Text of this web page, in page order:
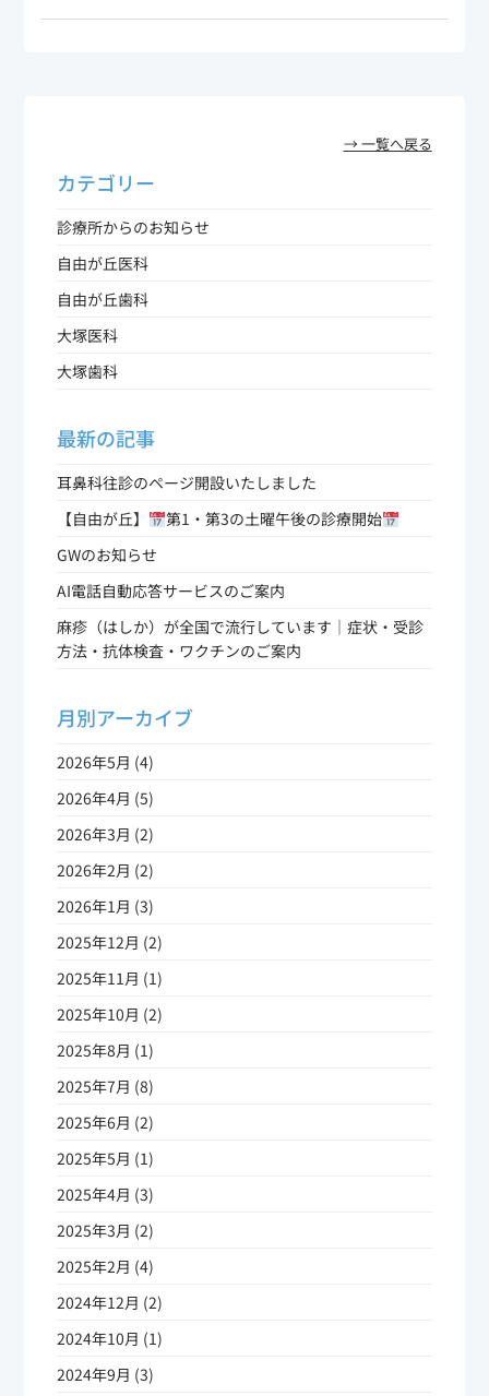
→ 一覧へ戻る
カテゴリー
診療所からのお知らせ
自由が丘医科
自由が丘歯科
大塚医科
大塚歯科
最新の記事
耳鼻科往診のページ開設いたしました
【自由が丘】
第1・第3の土曜午後の診療開始
GWのお知らせ
AI電話自動応答サービスのご案内
麻疹（はしか）が全国で流行しています｜症状・受診
方法・抗体検査・ワクチンのご案内
月別アーカイブ
2026年5月 (4)
2026年4月 (5)
2026年3月 (2)
2026年2月 (2)
2026年1月 (3)
2025年12月 (2)
2025年11月 (1)
2025年10月 (2)
2025年8月 (1)
2025年7月 (8)
2025年6月 (2)
2025年5月 (1)
2025年4月 (3)
2025年3月 (2)
2025年2月 (4)
2024年12月 (2)
2024年10月 (1)
2024年9月 (3)